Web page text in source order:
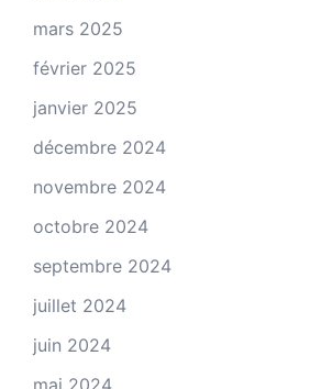
mars 2025
février 2025
janvier 2025
décembre 2024
novembre 2024
octobre 2024
septembre 2024
juillet 2024
juin 2024